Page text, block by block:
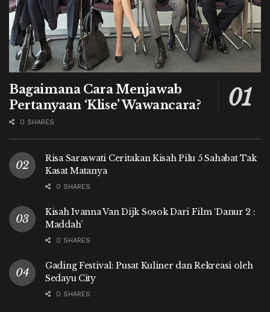
Bagaimana Cara Menjawab
Pertanyaan ‘Klise’ Wawancara?
0 SHARES
Risa Saraswati Ceritakan Kisah Pilu 5 Sahabat Tak
Kasat Matanya
0 SHARES
Kisah Ivanna Van Dijk Sosok Dari Film ‘Danur 2 :
Maddah’
0 SHARES
Gading Festival: Pusat Kuliner dan Rekreasi oleh
Sedayu City
0 SHARES